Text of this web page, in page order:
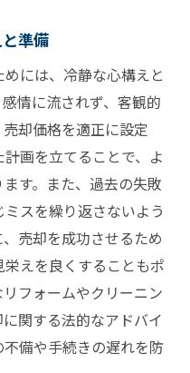
準備
には、冷静な心構えと
情に流されず、客観的
却価格を適正に設定
画を立てることで、よ
す。また、過去の失敗
スを繰り返さないよう
売却を成功させるため
えを良くすることもポ
フォームやクリーニン
関する法的なアドバイ
備や手続きの遅れを防